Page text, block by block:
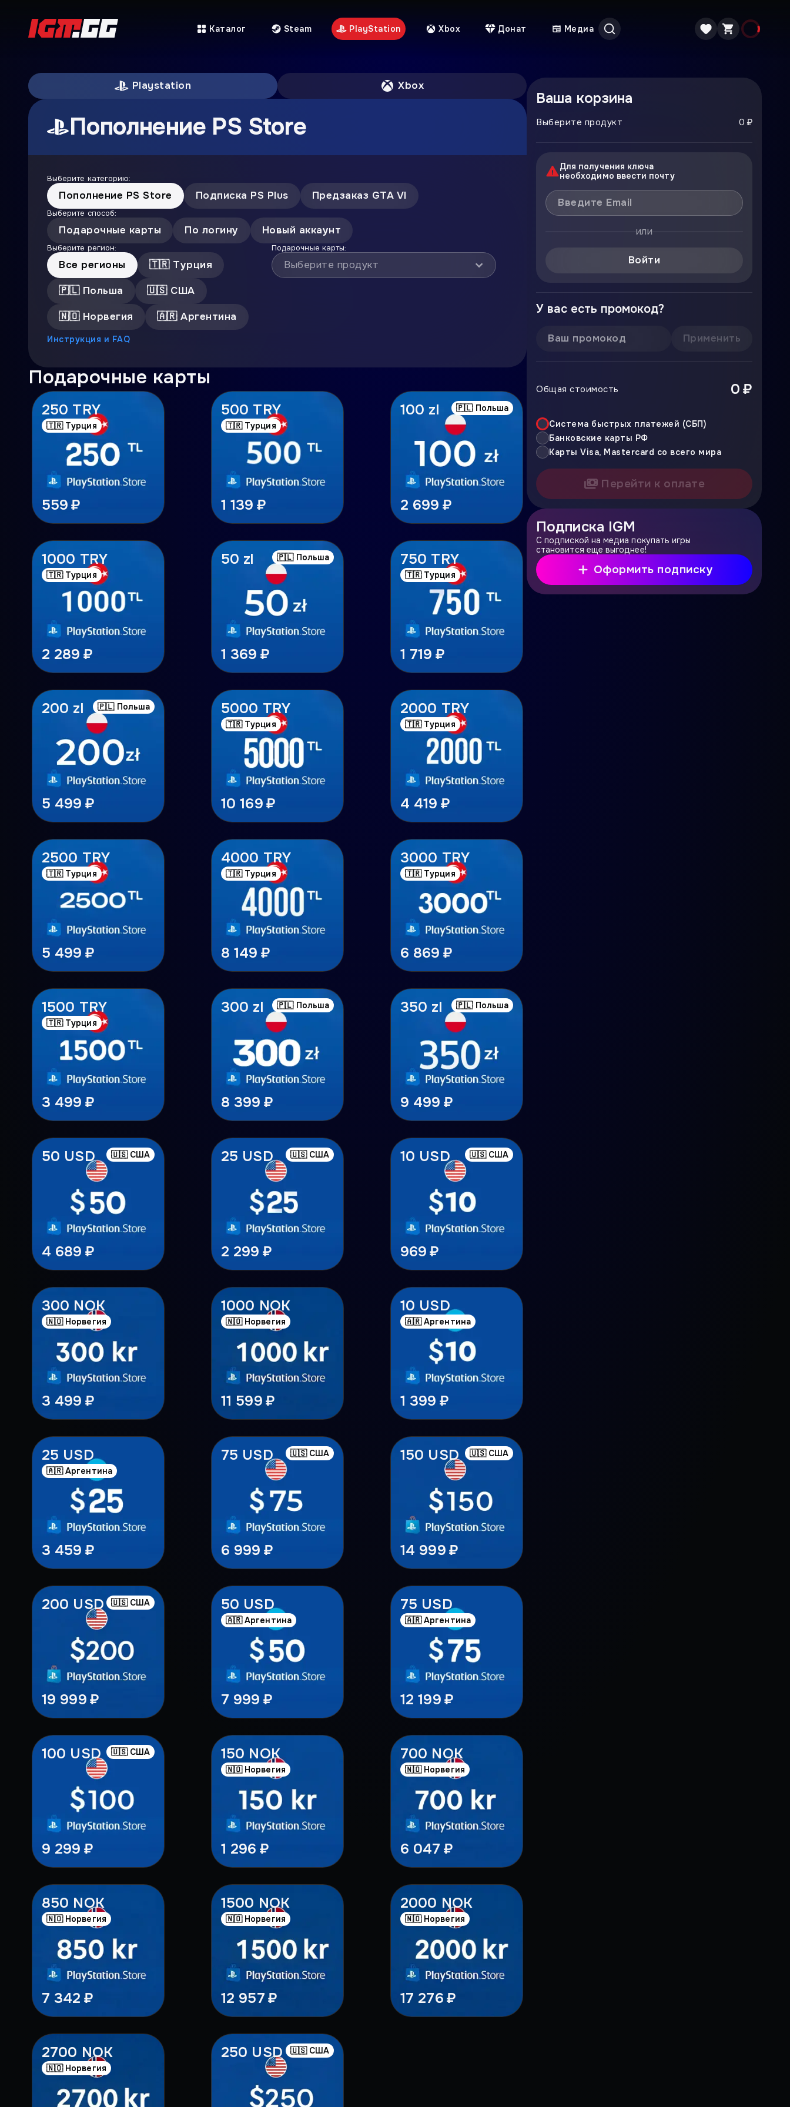
Каталог Steam PlayStation Xbox Донат Медиа
Playstation Xbox
Пополнение PS Store
Выберите категорию:
Пополнение PS Store Подписка PS Plus Предзаказ GTA VI
Выберите способ:
Подарочные карты По логину Новый аккаунт
Выберите регион:
Все регионы 🇹🇷 Турция
🇵🇱 Польша 🇺🇸 США
🇳🇴 Норвегия 🇦🇷 Аргентина
Подарочные карты:
Выберите продукт
Инструкция и FAQ
Подарочные карты
250 TRY
🇹🇷 Турция
559 ₽
500 TRY
🇹🇷 Турция
1 139 ₽
100 zl 🇵🇱 Польша
2 699 ₽
1000 TRY
🇹🇷 Турция
2 289 ₽
50 zl 🇵🇱 Польша
1 369 ₽
750 TRY
🇹🇷 Турция
1 719 ₽
200 zl 🇵🇱 Польша
5 499 ₽
5000 TRY
🇹🇷 Турция
10 169 ₽
2000 TRY
🇹🇷 Турция
4 419 ₽
2500 TRY
🇹🇷 Турция
5 499 ₽
4000 TRY
🇹🇷 Турция
8 149 ₽
3000 TRY
🇹🇷 Турция
6 869 ₽
1500 TRY
🇹🇷 Турция
3 499 ₽
300 zl 🇵🇱 Польша
8 399 ₽
350 zl 🇵🇱 Польша
9 499 ₽
50 USD 🇺🇸 США
4 689 ₽
25 USD 🇺🇸 США
2 299 ₽
10 USD 🇺🇸 США
969 ₽
300 NOK
🇳🇴 Норвегия
3 499 ₽
1000 NOK
🇳🇴 Норвегия
11 599 ₽
10 USD
🇦🇷 Аргентина
1 399 ₽
25 USD
🇦🇷 Аргентина
3 459 ₽
75 USD 🇺🇸 США
6 999 ₽
150 USD 🇺🇸 США
14 999 ₽
200 USD 🇺🇸 США
19 999 ₽
50 USD
🇦🇷 Аргентина
7 999 ₽
75 USD
🇦🇷 Аргентина
12 199 ₽
100 USD 🇺🇸 США
9 299 ₽
150 NOK
🇳🇴 Норвегия
1 296 ₽
700 NOK
🇳🇴 Норвегия
6 047 ₽
850 NOK
🇳🇴 Норвегия
7 342 ₽
1500 NOK
🇳🇴 Норвегия
12 957 ₽
2000 NOK
🇳🇴 Норвегия
17 276 ₽
2700 NOK
🇳🇴 Норвегия
250 USD 🇺🇸 США
Ваша корзина
Выберите продукт 0 ₽
Для получения ключа
необходимо ввести почту
или
Войти
У вас есть промокод?
Применить
Общая стоимость 0 ₽
Система быстрых платежей (СБП)
Банковские карты РФ
Карты Visa, Mastercard со всего мира
Перейти к оплате
Подписка IGM
С подпиской на медиа покупать игры
становится еще выгоднее!
Оформить подписку